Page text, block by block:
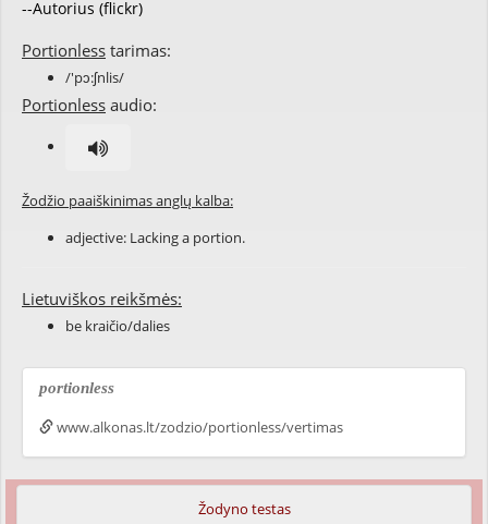
--Autorius (flickr)
Portionless tarimas:
/'pɔ:ʃnlis/
Portionless audio:
Žodžio paaiškinimas anglų kalba:
adjective: Lacking a portion.
Lietuviškos reikšmės:
be kraičio/dalies
portionless
www.alkonas.lt/zodzio/portionless/vertimas
Žodyno testas